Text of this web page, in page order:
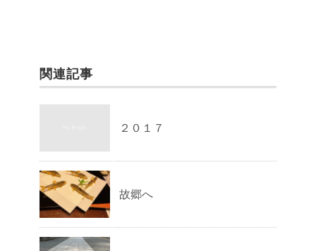
関連記事
２０１７
故郷へ